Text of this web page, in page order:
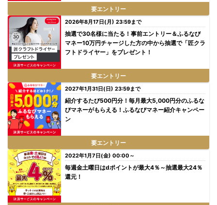
要エントリー
2026年8月17日(月) 23:59まで
抽選で30名様に当たる！事前エントリー＆ふるなび
マネー10万円チャージした方の中から抽選で「匠クラ
フトドライヤー」をプレゼント！
要エントリー
2027年1月31日(日) 23:59まで
紹介するたび500円分！毎月最大5,000円分のふるな
びマネーがもらえる！ふるなびマネー紹介キャンペー
ン
要エントリー
2022年1月7日(金) 00:00～
毎週金土曜日はdポイントが最大4％～抽選最大24％
還元！